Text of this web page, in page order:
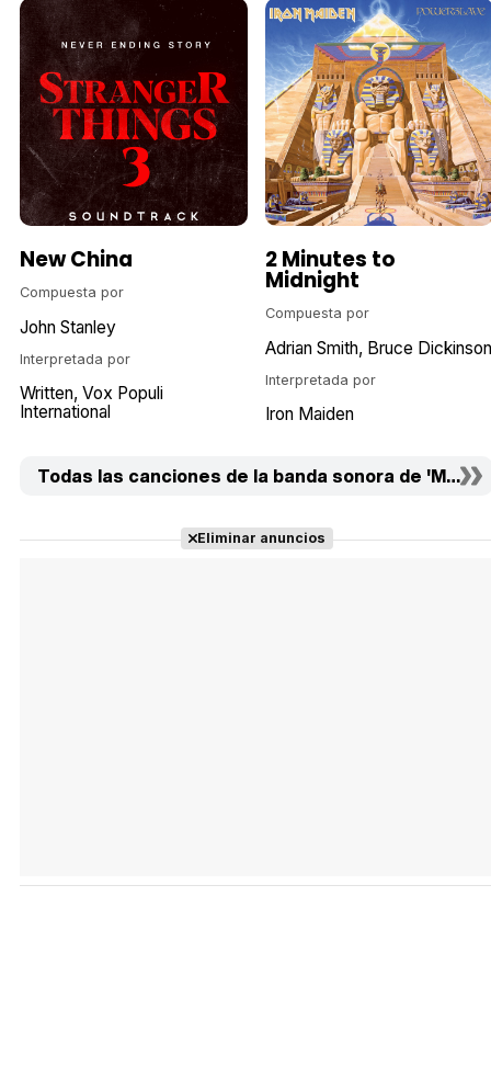
New China
Compuesta por
John Stanley
Interpretada por
Written Vox Populi
International
2 Minutes to
Midnight
Compuesta por
Adrian Smith Bruce Dickinson
Interpretada por
Iron Maiden
Todas las canciones de la banda sonora de
Eliminar anuncios